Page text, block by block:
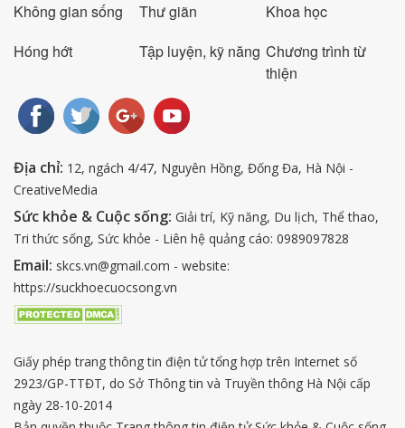
Không gian sống Thư giãn
Khoa học
Hóng hớt
Tập luyện, kỹ năng Chương trình từ
thiện
Địa chỉ: 12, ngách 4/47, Nguyên Hồng, Đống Đa, Hà Nội -
CreativeMedia
Sức khỏe & Cuộc sống: Giải trí, Kỹ năng, Du lịch, Thể thao,
Tri thức sống, Sức khỏe - Liên hệ quảng cáo: 0989097828
Email: skcs.vn@gmail.com - website:
https://suckhoecuocsong.vn
Giấy phép trang thông tin điện tử tổng hợp trên Internet số
2923/GP-TTĐT, do Sở Thông tin và Truyền thông Hà Nội cấp
ngày 28-10-2014